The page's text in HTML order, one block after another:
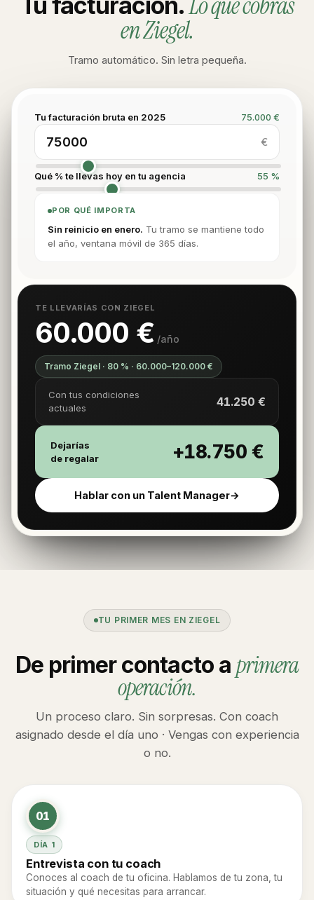
en Ziegel.
Tramo automático. Sin letra pequeña.
Tu facturación bruta en 2025 75.000 €
€
Qué % te llevas hoy en tu agencia 55 %
POR QUÉ IMPORTA
Sin reinicio en enero. Tu tramo se mantiene todo
el año, ventana móvil de 365 días.
TE LLEVARÍAS CON ZIEGEL
60.000 € /año
Tramo Ziegel · 80 % · 60.000–120.000 €
Con tus condiciones
actuales
41.250 €
Dejarías
de regalar
+18.750 €
Hablar con un Talent Manager
TU PRIMER MES EN ZIEGEL
De primer contacto a primera
operación.
Un proceso claro. Sin sorpresas. Con coach
asignado desde el día uno · Vengas con experiencia
o no.
01
DÍA 1
Entrevista con tu coach
Conoces al coach de tu oficina. Hablamos de tu zona, tu
situación y qué necesitas para arrancar.